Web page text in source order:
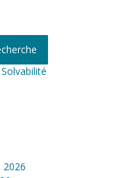
Solvabilité